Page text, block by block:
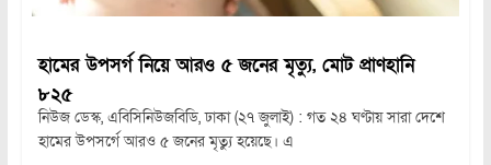
হামের উপসর্গ নিয়ে আরও ৫ জনের মৃত্যু, মোট প্রাণহানি
৮২৫
নিউজ ডেস্ক, এবিসিনিউজবিডি, ঢাকা (২৭ জুলাই) : গত ২৪ ঘণ্টায় সারা দেশে
হামের উপসর্গে আরও ৫ জনের মৃত্যু হয়েছে। এ